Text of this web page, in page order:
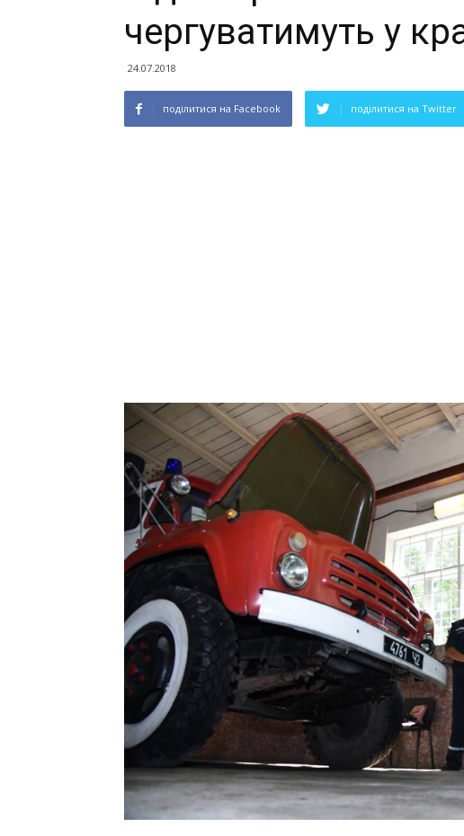
чергуватимуть у
24.07.2018
поділитися на Facebook поділитися на Twitter